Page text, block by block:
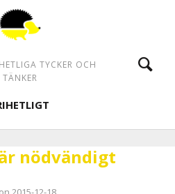
TYCKER OCH
TÄNKER
nödvändigt